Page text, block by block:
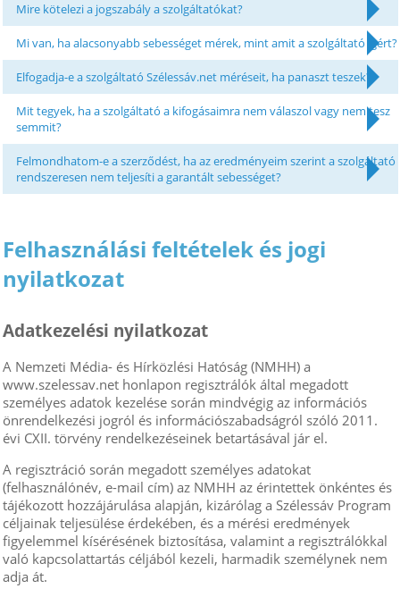
Mire kötelezi a jogszabály a szolgáltatókat?
Mi van, ha alacsonyabb sebességet mérek, mint amit a szolgáltató ígért?
Elfogadja-e a szolgáltató Szélessáv.net méréseit, ha panaszt teszek?
Mit tegyek, ha a szolgáltató a kifogásaimra nem válaszol vagy nem tesz
semmit?
Felmondhatom-e a szerződést, ha az eredményeim szerint a szolgáltató
rendszeresen nem teljesíti a garantált sebességet?
Felhasználási feltételek és jogi
nyilatkozat
Adatkezelési nyilatkozat
A Nemzeti Média- és Hírközlési Hatóság (NMHH) a
www.szelessav.net honlapon regisztrálók által megadott
személyes adatok kezelése során mindvégig az információs
önrendelkezési jogról és információszabadságról szóló 2011.
évi CXII. törvény rendelkezéseinek betartásával jár el.
A regisztráció során megadott személyes adatokat
(felhasználónév, e-mail cím) az NMHH az érintettek önkéntes és
tájékozott hozzájárulása alapján, kizárólag a Szélessáv Program
céljainak teljesülése érdekében, és a mérési eredmények
figyelemmel kísérésének biztosítása, valamint a regisztrálókkal
való kapcsolattartás céljából kezeli, harmadik személynek nem
adja át.